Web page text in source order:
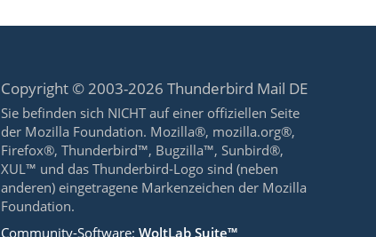
Copyright © 2003-2026 Thunderbird Mail DE
Sie befinden sich NICHT auf einer offiziellen Seite
der Mozilla Foundation. Mozilla®, mozilla.org®,
Firefox®, Thunderbird™, Bugzilla™, Sunbird®,
XUL™ und das Thunderbird-Logo sind (neben
anderen) eingetragene Markenzeichen der Mozilla
Foundation.
Community-Software:WoltLab Suite™